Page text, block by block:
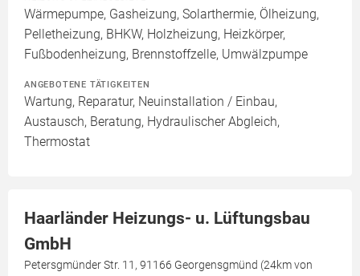
Wärmepumpe, Gasheizung, Solarthermie, Ölheizung,
Pelletheizung, BHKW, Holzheizung, Heizkörper,
Fußbodenheizung, Brennstoffzelle, Umwälzpumpe
ANGEBOTENE TÄTIGKEITEN
Wartung, Reparatur, Neuinstallation / Einbau,
Austausch, Beratung, Hydraulischer Abgleich,
Thermostat
Haarländer Heizungs- u. Lüftungsbau
GmbH
Petersgmünder Str. 11, 91166 Georgensgmünd (24km von